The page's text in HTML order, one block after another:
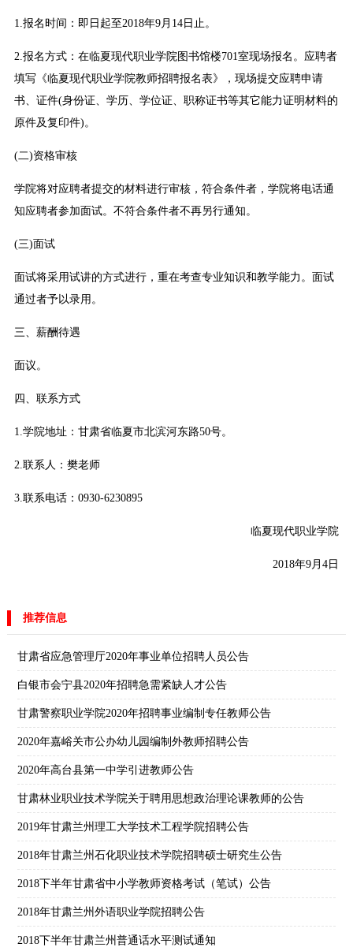
1.报名时间：即日起至2018年9月14日止。
2.报名方式：在临夏现代职业学院图书馆楼701室现场报名。应聘者
填写《临夏现代职业学院教师招聘报名表》，现场提交应聘申请
书、证件(身份证、学历、学位证、职称证书等其它能力证明材料的
原件及复印件)。
(二)资格审核
学院将对应聘者提交的材料进行审核，符合条件者，学院将电话通
知应聘者参加面试。不符合条件者不再另行通知。
(三)面试
面试将采用试讲的方式进行，重在考查专业知识和教学能力。面试
通过者予以录用。
三、薪酬待遇
面议。
四、联系方式
1.学院地址：甘肃省临夏市北滨河东路50号。
2.联系人：樊老师
3.联系电话：0930-6230895
临夏现代职业学院
2018年9月4日
推荐信息
甘肃省应急管理厅2020年事业单位招聘人员公告
白银市会宁县2020年招聘急需紧缺人才公告
甘肃警察职业学院2020年招聘事业编制专任教师公告
2020年嘉峪关市公办幼儿园编制外教师招聘公告
2020年高台县第一中学引进教师公告
甘肃林业职业技术学院关于聘用思想政治理论课教师的公告
2019年甘肃兰州理工大学技术工程学院招聘公告
2018年甘肃兰州石化职业技术学院招聘硕士研究生公告
2018下半年甘肃省中小学教师资格考试（笔试）公告
2018年甘肃兰州外语职业学院招聘公告
2018下半年甘肃兰州普通话水平测试通知